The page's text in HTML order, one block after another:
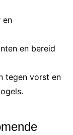
en
en bereid
tegen vorst en